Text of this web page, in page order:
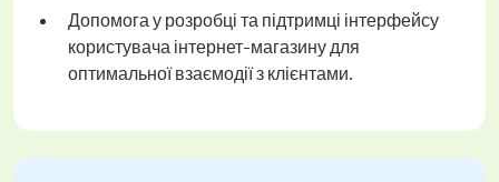
Допомога у розробці та підтримці інтерфейсу
користувача інтернет-магазину для
оптимальної взаємодії з клієнтами.